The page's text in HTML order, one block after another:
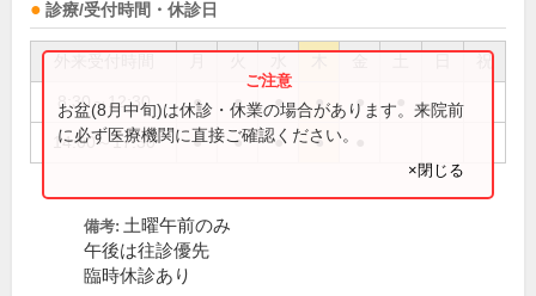
診療/受付時間・休診日
祝
8:30～12:30 ● ● ● ● ●
14:00～17:30 ● ● ● ●
お盆(8月中旬)は休診・休業の場合があります。来院前
に必ず医療機関に直接ご確認ください。
×閉じる
備考: 土曜午前のみ
午後は往診優先
臨時休診あり